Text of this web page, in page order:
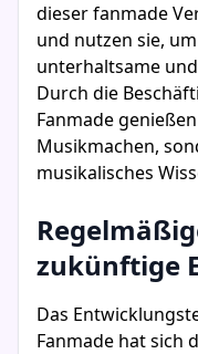
dieser fanmade
und nutzen sie,
unterhaltsame
Durch die
Fanmade
Musikmachen,
musikalisches
zukünftige
Das
Fanmade hat sich